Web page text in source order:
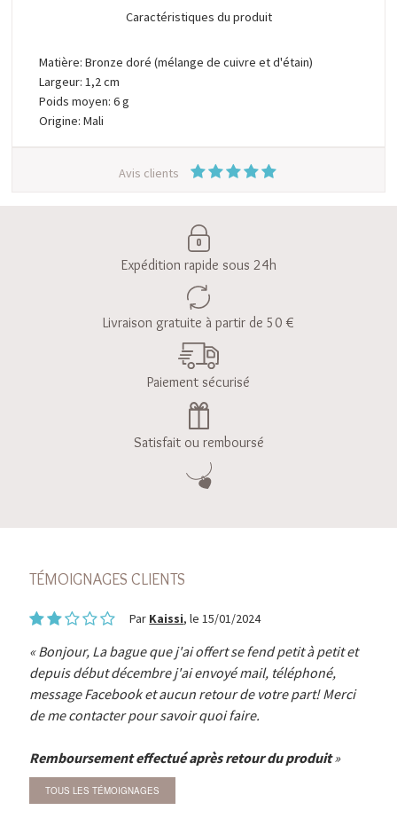
Caractéristiques du produit
Matière: Bronze doré (mélange de cuivre et d'étain)
Largeur: 1,2 cm
Poids moyen: 6 g
Origine: Mali
Avis clients
Expédition rapide sous 24h
Livraison gratuite à partir de 50 €
Paiement sécurisé
Satisfait ou remboursé
TÉMOIGNAGES CLIENTS
Par Kaissi, le 15/01/2024
Bonjour, La bague que j'ai offert se fend petit à petit et
depuis début décembre j'ai envoyé mail, téléphoné,
message Facebook et aucun retour de votre part! Merci
de me contacter pour savoir quoi faire.
Remboursement effectué après retour du produit
TOUS LES TÉMOIGNAGES